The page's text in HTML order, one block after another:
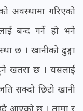
अवस्थामा गरिएको
बन्द गर्ने हो भने
छ । खानीको ढुङ्गा
खतरा छ । यसलाई
सक्दो छिटो खानी